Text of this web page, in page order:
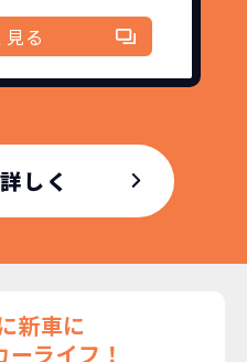
る
しく
新車に
ライフ！